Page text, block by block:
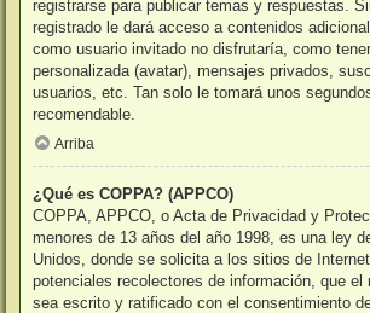
registrarse para publicar temas y respuestas.
registrado le dará acceso a contenidos
como usuario invitado no disfrutaría, como
personalizada (avatar), mensajes privados,
usuarios, etc. Tan solo le tomará unos
recomendable.
Arriba
¿Qué es COPPA? (APPCO)
COPPA, APPCO, o Acta de Privacidad y
menores de 13 años del año 1998, es una ley
Unidos, donde se solicita a los sitios de
potenciales recolectores de información, que el
sea escrito y ratificado con el consentimiento